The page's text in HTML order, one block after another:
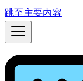
跳至主要内容